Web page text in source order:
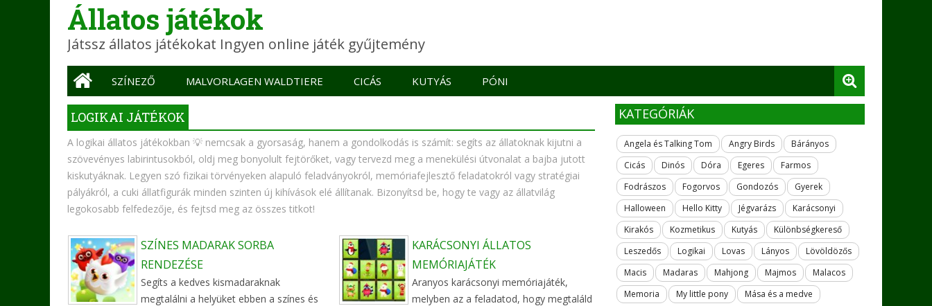
Állatos játékok
Játssz állatos játékokat Ingyen online játék gyűjtemény
Main menu
SZÍNEZŐ MALVORLAGEN WALDTIERE CICÁS KUTYÁS PÓNI
LOGIKAI JÁTÉKOK
A logikai állatos játékokban 💡 nemcsak a gyorsaság, hanem a gondolkodás is számít: segíts az állatoknak kijutni a
szövevényes labirintusokból, oldj meg bonyolult fejtörőket, vagy tervezd meg a menekülési útvonalat a bajba jutott
kiskutyáknak. Legyen szó fizikai törvényeken alapuló feladványokról, memóriafejlesztő feladatokról vagy stratégiai
pályákról, a cuki állatfigurák minden szinten új kihívások elé állítanak. Bizonyítsd be, hogy te vagy az állatvilág
legokosabb felfedezője, és fejtsd meg az összes titkot!
SZÍNES MADARAK SORBA
RENDEZÉSE
Segíts a kedves kismadaraknak
megtalálni a helyüket ebben a színes és
KARÁCSONYI ÁLLATOS
MEMÓRIAJÁTÉK
Aranyos karácsonyi memóriajáték,
melyben az a feladatod, hogy megtaláld
KATEGÓRIÁK
Angela és Talking Tom Angry Birds
Bárányos
Cicás
Dinós Dóra Egeres
Farmos
Fodrászos
Fogorvos Gondozós
Gyerek
Halloween
Hello Kitty Jégvarázs
Karácsonyi
Kirakós
Kozmetikus Kutyás
Különbségkereső
Leszedős
Logikai Lovas Lányos
Lövöldözős
Macis
Madaras Mahjong Majmos
Malacos
Memoria
My little pony
Mása és a medve